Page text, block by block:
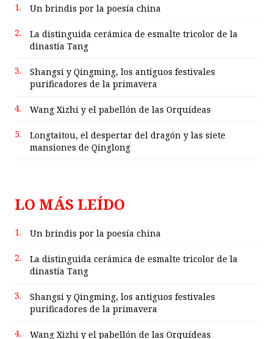
1. Un brindis por la poesía china
2.
La distinguida cerámica de esmalte tricolor de la
dinastía Tang
3.
Shangsi y Qingming, los antiguos festivales
purificadores de la primavera
4. Wang Xizhi y el pabellón de las Orquídeas
5.
Longtaitou, el despertar del dragón y las siete
mansiones de Qinglong
LO MÁS LEÍDO
1. Un brindis por la poesía china
2.
La distinguida cerámica de esmalte tricolor de la
dinastía Tang
3.
Shangsi y Qingming, los antiguos festivales
purificadores de la primavera
4. Wang Xizhi y el pabellón de las Orquídeas